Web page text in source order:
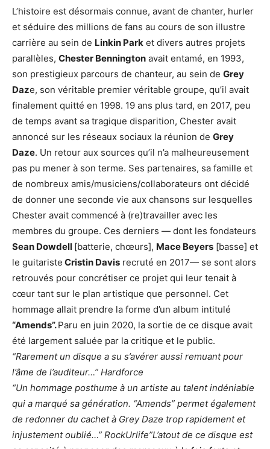
L’histoire est désormais connue, avant de chanter, hurler
et séduire des millions de fans au cours de son illustre
carrière au sein de Linkin Park et divers autres projets
parallèles, Chester Bennington avait entamé, en 1993,
son prestigieux parcours de chanteur, au sein de Grey
Daze, son véritable premier véritable groupe, qu’il avait
finalement quitté en 1998. 19 ans plus tard, en 2017, peu
de temps avant sa tragique disparition, Chester avait
annoncé sur les réseaux sociaux la réunion de Grey
Daze. Un retour aux sources qu’il n’a malheureusement
pas pu mener à son terme. Ses partenaires, sa famille et
de nombreux amis/musiciens/collaborateurs ont décidé
de donner une seconde vie aux chansons sur lesquelles
Chester avait commencé à (re)travailler avec les
membres du groupe. Ces derniers — dont les fondateurs
Sean Dowdell [batterie, chœurs], Mace Beyers [basse] et
le guitariste Cristin Davis recruté en 2017— se sont alors
retrouvés pour concrétiser ce projet qui leur tenait à
cœur tant sur le plan artistique que personnel. Cet
hommage allait prendre la forme d’un album intitulé
“Amends”.Paru en juin 2020, la sortie de ce disque avait
été largement saluée par la critique et le public.
“Rarement un disque a su s’avérer aussi remuant pour
l’âme de l’auditeur…” Hardforce
“Un hommage posthume à un artiste au talent indéniable
qui a marqué sa génération. “Amends” permet également
de redonner du cachet à Grey Daze trop rapidement et
injustement oublié…” RockUrlife”L’atout de ce disque est